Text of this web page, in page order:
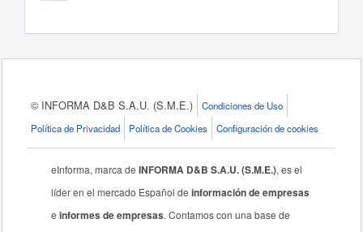
© INFORMA D&B S.A.U. (S.M.E.)
Condiciones de Uso
Política de Privacidad
Política de Cookies Configuración de cookies
eInforma, marca deINFORMA D&B S.A.U. (S.M.E.), es el
líder en el mercado Español deinformación de empresas
einformes de empresas. Contamos con una base de